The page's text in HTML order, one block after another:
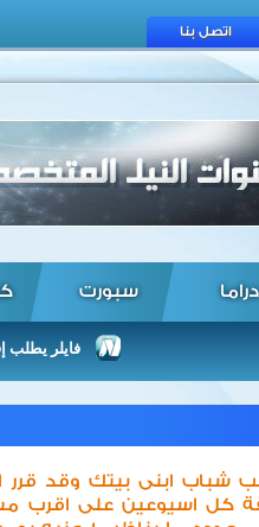
اتصل بنا
دراما سبورت
فايلر يطلب إقامة
شباب ابنى بيتك وقد قرر
كل اسيوعين على